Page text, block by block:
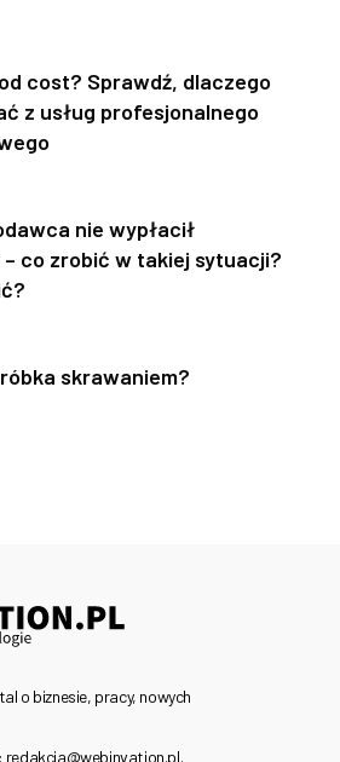
cost? Sprawdź, dlaczego
z usług profesjonalnego
nie wypłacił
co zrobić w takiej sytuacji?
skrawaniem?
o biznesie, pracy, nowych